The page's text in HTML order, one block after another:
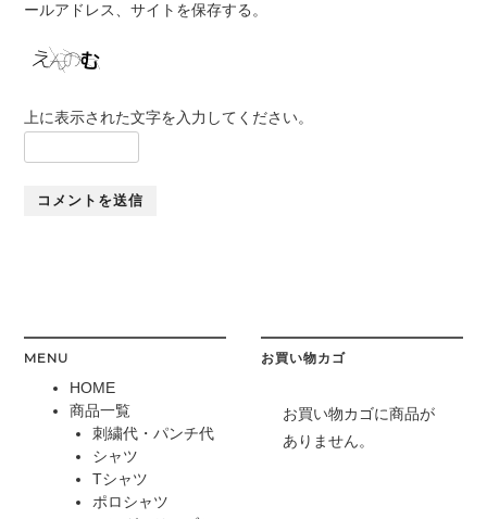
ールアドレス、サイトを保存する。
上に表示された文字を入力してください。
MENU
HOME
商品一覧
刺繍代・パンチ代
シャツ
Tシャツ
ポロシャツ
お買い物カゴ
お買い物カゴに商品が
ありません。